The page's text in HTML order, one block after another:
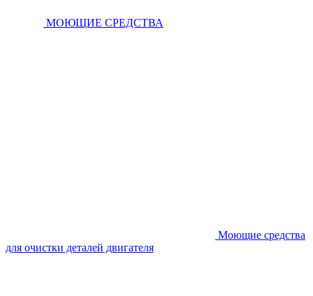
МОЮЩИЕ СРЕДСТВА
Моющие средства
для очистки деталей двигателя